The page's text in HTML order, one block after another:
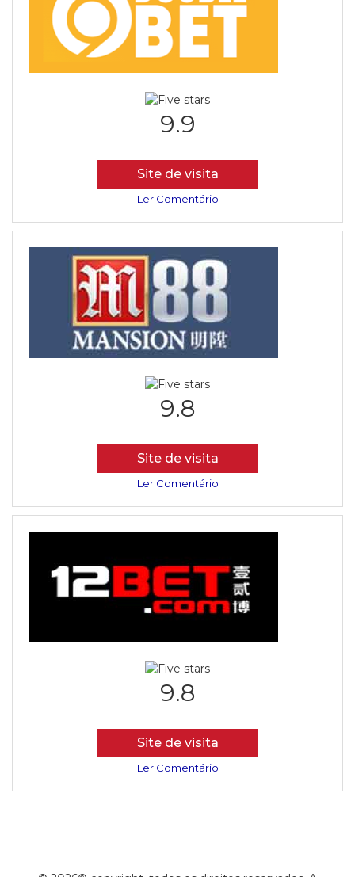
9.9
Site de visita
Ler Comentário
9.8
Site de visita
Ler Comentário
9.8
Site de visita
Ler Comentário